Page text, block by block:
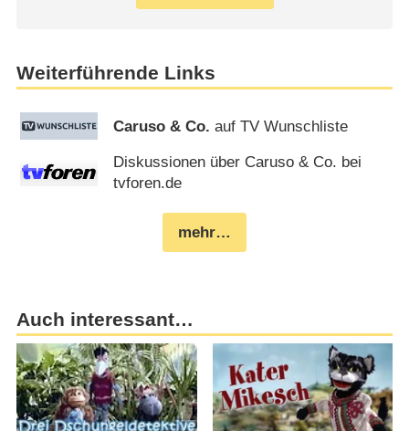
Weiterführende Links
Caruso & Co. auf TV Wunschliste
Diskussionen über Caruso & Co. bei
tvforen.de
mehr…
Auch interessant…